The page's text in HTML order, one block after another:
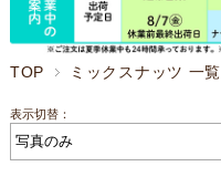
TOP ミックスナッツ 一覧
表示切替：